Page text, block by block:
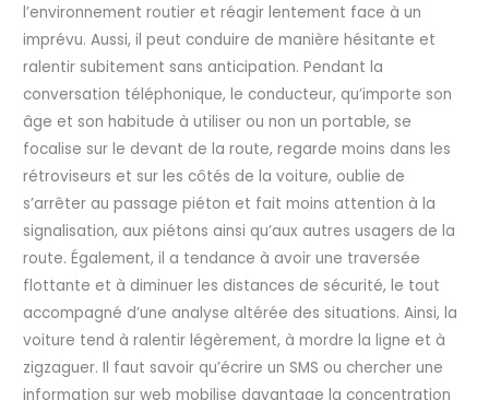
l’environnement routier et réagir lentement face à un
imprévu. Aussi, il peut conduire de manière hésitante et
ralentir subitement sans anticipation. Pendant la
conversation téléphonique, le conducteur, qu’importe son
âge et son habitude à utiliser ou non un portable, se
focalise sur le devant de la route, regarde moins dans les
rétroviseurs et sur les côtés de la voiture, oublie de
s’arrêter au passage piéton et fait moins attention à la
signalisation, aux piétons ainsi qu’aux autres usagers de la
route. Également, il a tendance à avoir une traversée
flottante et à diminuer les distances de sécurité, le tout
accompagné d’une analyse altérée des situations. Ainsi, la
voiture tend à ralentir légèrement, à mordre la ligne et à
zigzaguer. Il faut savoir qu’écrire un SMS ou chercher une
information sur web mobilise davantage la concentration